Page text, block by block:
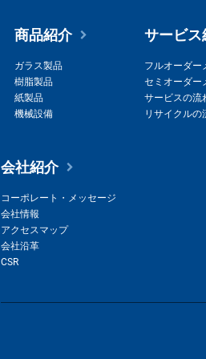
商品紹介
ガラス製品
樹脂製品
紙製品
機械設備
サービス
フルオーダー
セミオーダー
サービスの流
リサイクルの
会社紹介
コーポレート・メッセージ
会社情報
アクセスマップ
会社沿革
CSR